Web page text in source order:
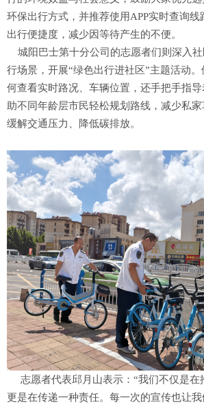
环保出行方式，并推荐使用APP实时查询
出行便捷度，减少因等待产生的不便。
城阳巴士第十分公司的志愿者们则深入社
行场景，开展“绿色出行进社区”主题活动
何查看实时路况、车辆位置，还手把手指
助不同年龄层市民轻松规划路线，减少私
缓解交通压力、降低碳排放。
志愿者代表邱月山表示：“我们不仅是在
更是在传递一种责任。每一次的宣传也让